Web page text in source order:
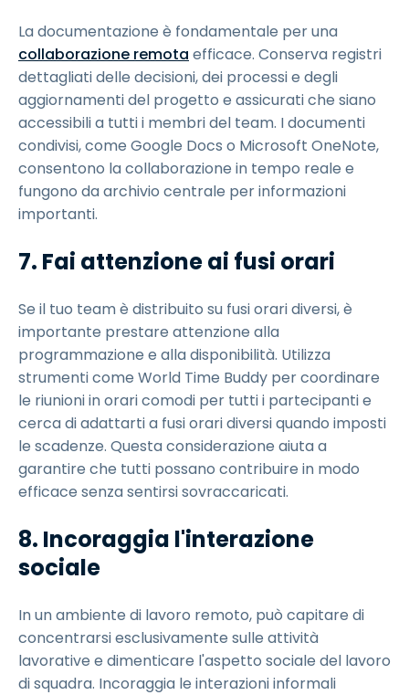
La documentazione è fondamentale per una
collaborazione remota efficace. Conserva registri
dettagliati delle decisioni, dei processi e degli
aggiornamenti del progetto e assicurati che siano
accessibili a tutti i membri del team. I documenti
condivisi, come Google Docs o Microsoft OneNote,
consentono la collaborazione in tempo reale e
fungono da archivio centrale per informazioni
importanti.
7. Fai attenzione ai fusi orari
Se il tuo team è distribuito su fusi orari diversi, è
importante prestare attenzione alla
programmazione e alla disponibilità. Utilizza
strumenti come World Time Buddy per coordinare
le riunioni in orari comodi per tutti i partecipanti e
cerca di adattarti a fusi orari diversi quando imposti
le scadenze. Questa considerazione aiuta a
garantire che tutti possano contribuire in modo
efficace senza sentirsi sovraccaricati.
8. Incoraggia l'interazione
sociale
In un ambiente di lavoro remoto, può capitare di
concentrarsi esclusivamente sulle attività
lavorative e dimenticare l'aspetto sociale del lavoro
di squadra. Incoraggia le interazioni informali